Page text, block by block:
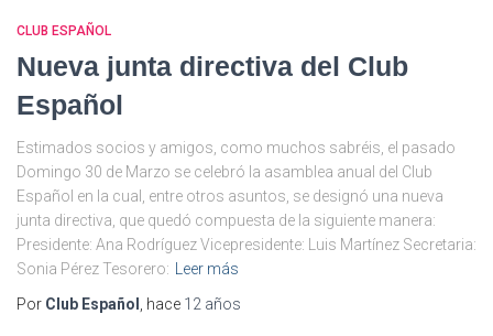
CLUB ESPAÑOL
Nueva junta directiva del Club
Español
Estimados socios y amigos, como muchos sabréis, el pasado
Domingo 30 de Marzo se celebró la asamblea anual del Club
Español en la cual, entre otros asuntos, se designó una nueva
junta directiva, que quedó compuesta de la siguiente manera:
Presidente: Ana Rodríguez Vicepresidente: Luis Martínez Secretaria:
Sonia Pérez Tesorero:
Leer más
Por Club Español , hace 12 años